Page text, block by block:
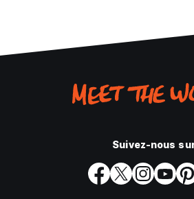
Suivez-nous